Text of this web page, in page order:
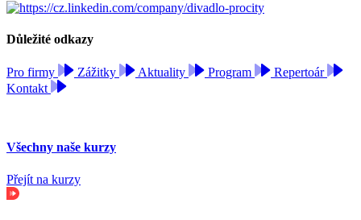
Důležité odkazy
Pro firmy Zážitky Aktuality Program
Repertoár
Kontakt
Všechny naše kurzy
Přejít na kurzy